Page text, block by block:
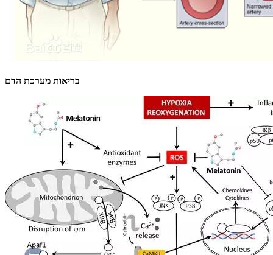
בריאות מערכת הדם